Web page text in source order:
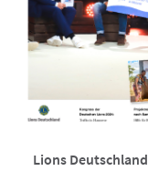
Lions Deutschland